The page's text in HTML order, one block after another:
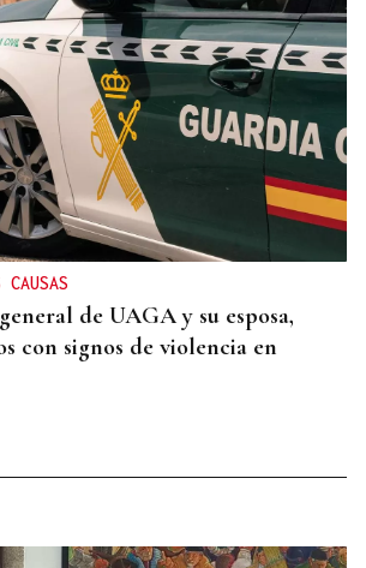
de UAGA y su esposa,
con signos de violencia en